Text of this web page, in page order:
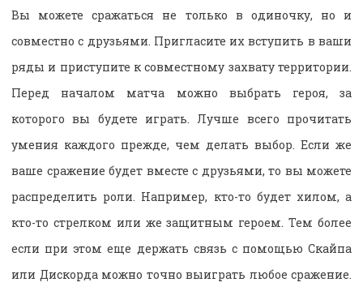
Вы можете сражаться не только в одиночку, но и
совместно с друзьями. Пригласите их вступить в ваши
ряды и приступите к совместному захвату территории.
Перед началом матча можно выбрать героя, за
которого вы будете играть. Лучше всего прочитать
умения каждого прежде, чем делать выбор. Если же
ваше сражение будет вместе с друзьями, то вы можете
распределить роли. Например, кто-то будет хилом, а
кто-то стрелком или же защитным героем. Тем более
если при этом еще держать связь с помощью Скайпа
или Дискорда можно точно выиграть любое сражение.